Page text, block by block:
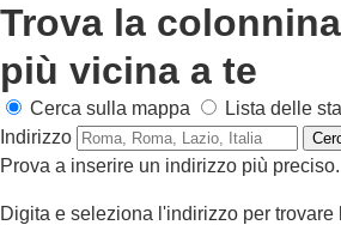
Trova la
più vicina a te
Cerca sulla mappa
Lista delle
Indirizzo
Prova a inserire un indirizzo più preciso.
Digita e seleziona l'indirizzo per